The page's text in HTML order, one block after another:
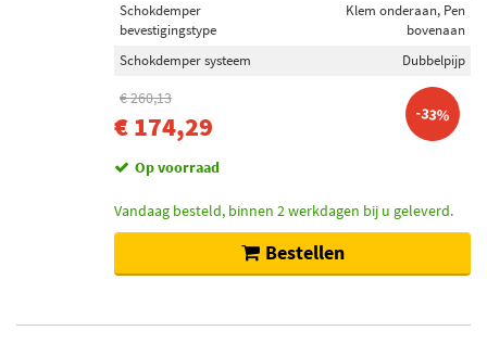
Schokdemper
bevestigingstype
Klem onderaan, Pen
bovenaan
Schokdemper systeem
Dubbelpijp
€ 260,13
€ 174,29 -33%
Op voorraad
Vandaag besteld, binnen 2 werkdagen bij u geleverd.
Bestellen